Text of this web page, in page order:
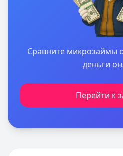
Сравните микрозаймы
деньги
Перейти к